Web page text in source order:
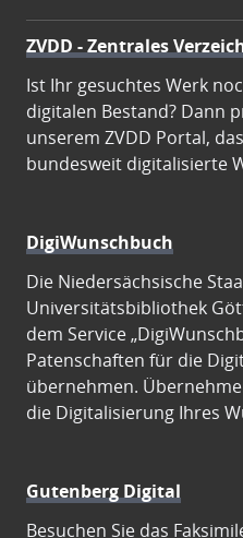
ZVDD - Zentrales
Ist Ihr gesuchtes Werk
digitalen Bestand? Dann
unserem ZVDD Portal,
bundesweit digitalisierte
DigiWunschbuch
Die Niedersächsische
Universitätsbibliothek
dem Service
Patenschaften für die
übernehmen.
die Digitalisierung Ihres
Gutenberg Digital
Besuchen Sie das